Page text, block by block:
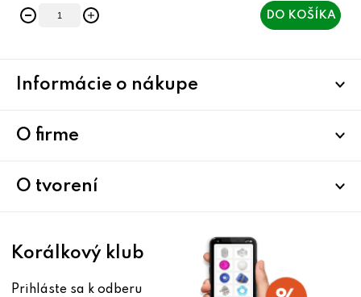
DO KOŠÍKA
Informácie o nákupe
O firme
O tvorení
Korálkový klub
Prihláste sa k odberu